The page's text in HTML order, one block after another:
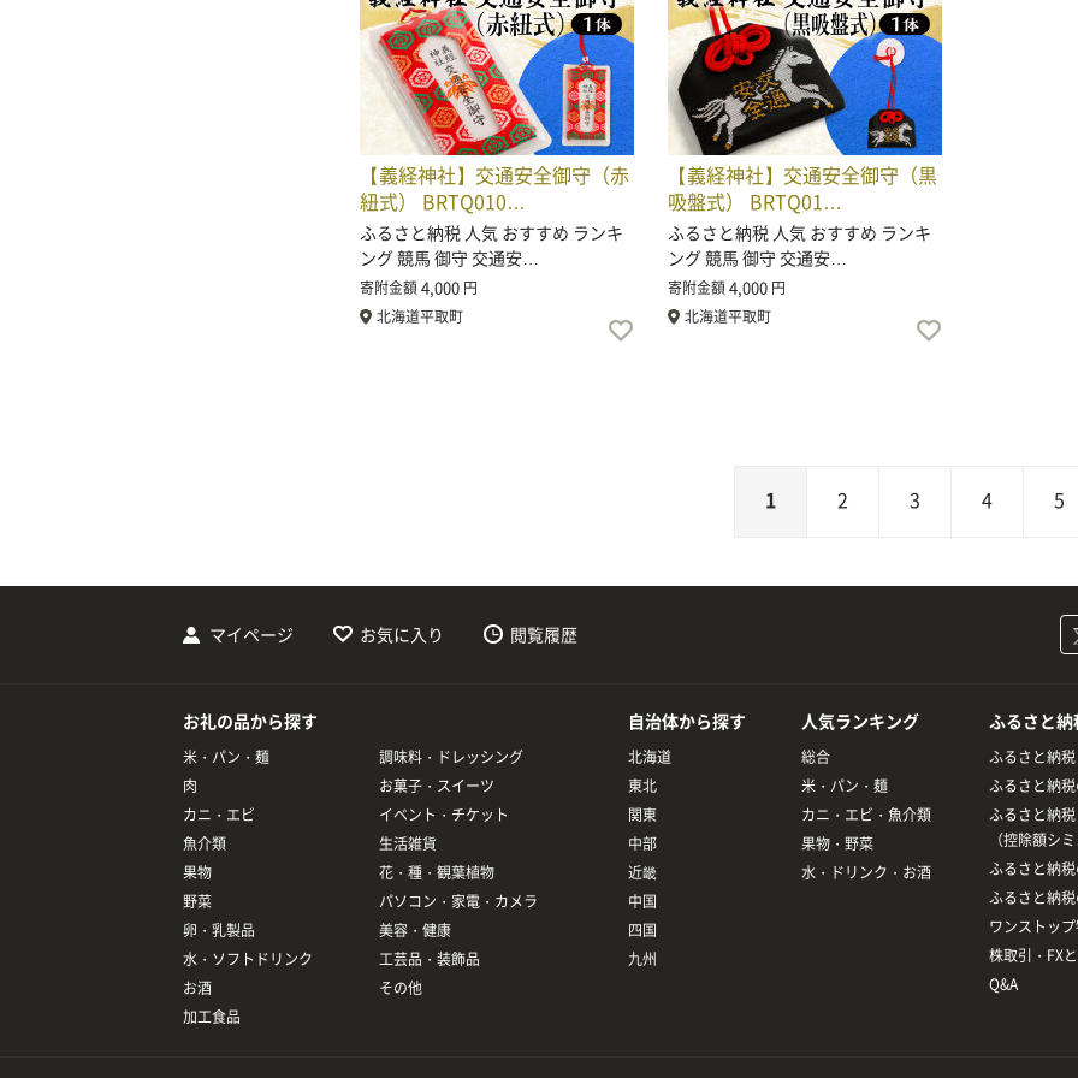
【義経神社】交通安全御守（赤
紐式） BRTQ010…
ふるさと納税 人気 おすすめ ランキ
ング 競馬 御守 交通安…
寄附金額4,000 円
北海道平取町
【義経神社】交通安全御守（黒
吸盤式） BRTQ01…
ふるさと納税 人気 おすすめ ランキ
ング 競馬 御守 交通安…
寄附金額4,000 円
北海道平取町
1 2 3 4 5
マイページ お気に入り 閲覧履歴
お礼の品から探す
米・パン・麺
肉
カニ・エビ
魚介類
果物
野菜
卵・乳製品
水・ソフトドリンク
お酒
加工食品
調味料・ドレッシング
お菓子・スイーツ
イベント・チケット
生活雑貨
花・種・観葉植物
パソコン・家電・カメラ
美容・健康
工芸品・装飾品
その他
自治体から探す
北海道
東北
関東
中部
近畿
中国
四国
九州
人気ランキング
総合
米・パン・麺
カニ・エビ・魚介類
果物・野菜
水・ドリンク・お酒
ふるさと
ふるさと納
ふるさと納
ふるさと納
（控除額シ
ふるさと納
ふるさと納
ワンストッ
株取引・FX
Q&A